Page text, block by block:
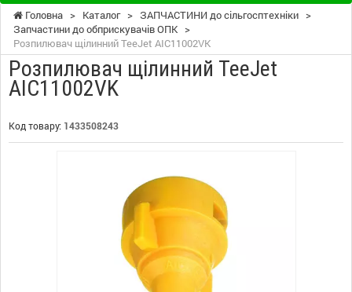
Головна > Каталог > ЗАПЧАСТИНИ до сільгосптехніки >
Запчастини до обприскувачів ОПК >
Розпилювач щілинний TeeJet AIC11002VK
Розпилювач щілинний TeeJet
AIC11002VK
Код товару: 1433508243